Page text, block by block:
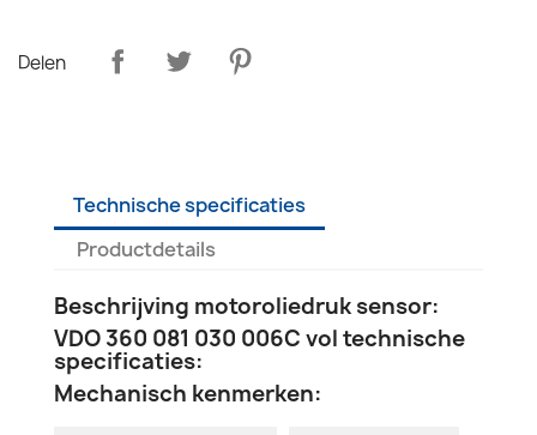
Delen
Technische specificaties
Productdetails
Beschrijving motoroliedruk sensor:
VDO 360 081 030 006C vol technische
specificaties:
Mechanisch kenmerken: